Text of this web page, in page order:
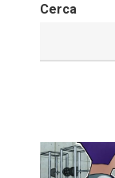
Cerca